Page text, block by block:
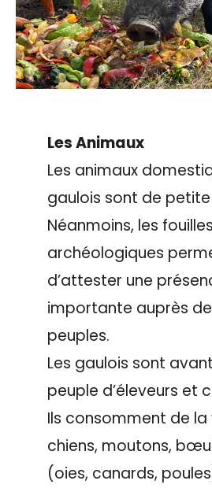
Les Animaux
Les animaux
gaulois sont de
Néanmoins, les fouilles
archéologiques
d’attester une
importante auprès
peuples.
Les gaulois sont
peuple d’éleveurs et
Ils consomment de
chiens, moutons,
(oies, canards,